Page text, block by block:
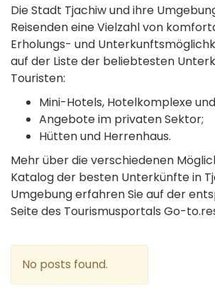
Die Stadt Tjachiw und ihre
Reisenden eine Vielzahl von
Erholungs- und
auf der Liste der beliebtesten
Touristen:
Mini-Hotels, Hotelkomplexe
Angebote im privaten Sektor;
Hütten und Herrenhaus.
Mehr über die verschiedenen
Katalog der besten Unterkünfte in
Umgebung erfahren Sie auf der
Seite des Tourismusportals Go-
No posts found.